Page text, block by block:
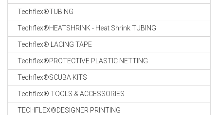
Techflex®TUBING
Techflex®HEATSHRINK - Heat Shrink TUBING
Techflex® LACING TAPE
Techflex®PROTECTIVE PLASTIC NETTING
Techflex®SCUBA KITS
Techflex® TOOLS & ACCESSORIES
TECHFLEX®DESIGNER PRINTING